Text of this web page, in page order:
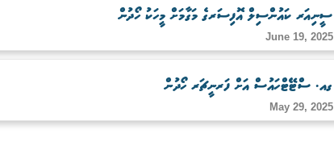
ސީނިއަރ ކައުންސިލް އޮފިސަރގެ މަގާމަށް މީހަކު ހޯދުން
June 19, 2025
ގއ. ސްޓޭޓްހައުސް އަށް ފަރނީޗަރ ހޯދުން
May 29, 2025